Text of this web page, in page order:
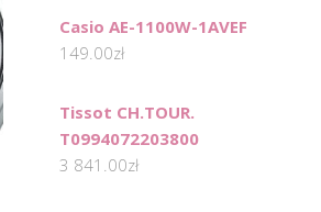
Casio AE-1100W-1AVEF
149.00zł
Tissot CH.TOUR.
T0994072203800
3 841.00zł